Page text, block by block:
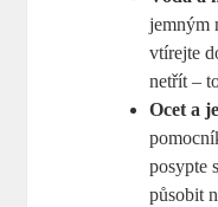
jemným
vtírejte
netřít –
Ocet a
posypte
působit